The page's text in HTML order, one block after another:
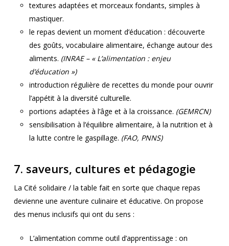
textures adaptées et morceaux fondants, simples à
mastiquer.
le repas devient un moment d’éducation : découverte
des goûts, vocabulaire alimentaire, échange autour des
aliments. (INRAE – « L’alimentation : enjeu
d’éducation »)
introduction régulière de recettes du monde pour ouvrir
l’appétit à la diversité culturelle.
portions adaptées à l’âge et à la croissance. (GEMRCN)
sensibilisation à l’équilibre alimentaire, à la nutrition et à
la lutte contre le gaspillage. (FAO, PNNS)
7. saveurs, cultures et pédagogie
La Cité solidaire / la table fait en sorte que chaque repas
devienne une aventure culinaire et éducative. On propose
des menus inclusifs qui ont du sens :
L’alimentation comme outil d’apprentissage : on